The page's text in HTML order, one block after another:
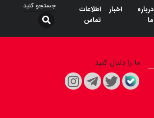
درباره
ما
اخبار
اطلاعات
تماس
ما را دنبال کنید